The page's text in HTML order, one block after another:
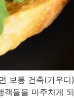
통 건축(가우디
들을 마주치게